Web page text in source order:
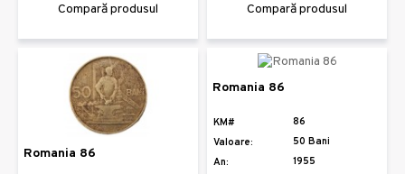
Compară produsul
Compară produsul
Romania 86
Romania 86
KM#
86
Valoare:
50 Bani
An:
1955